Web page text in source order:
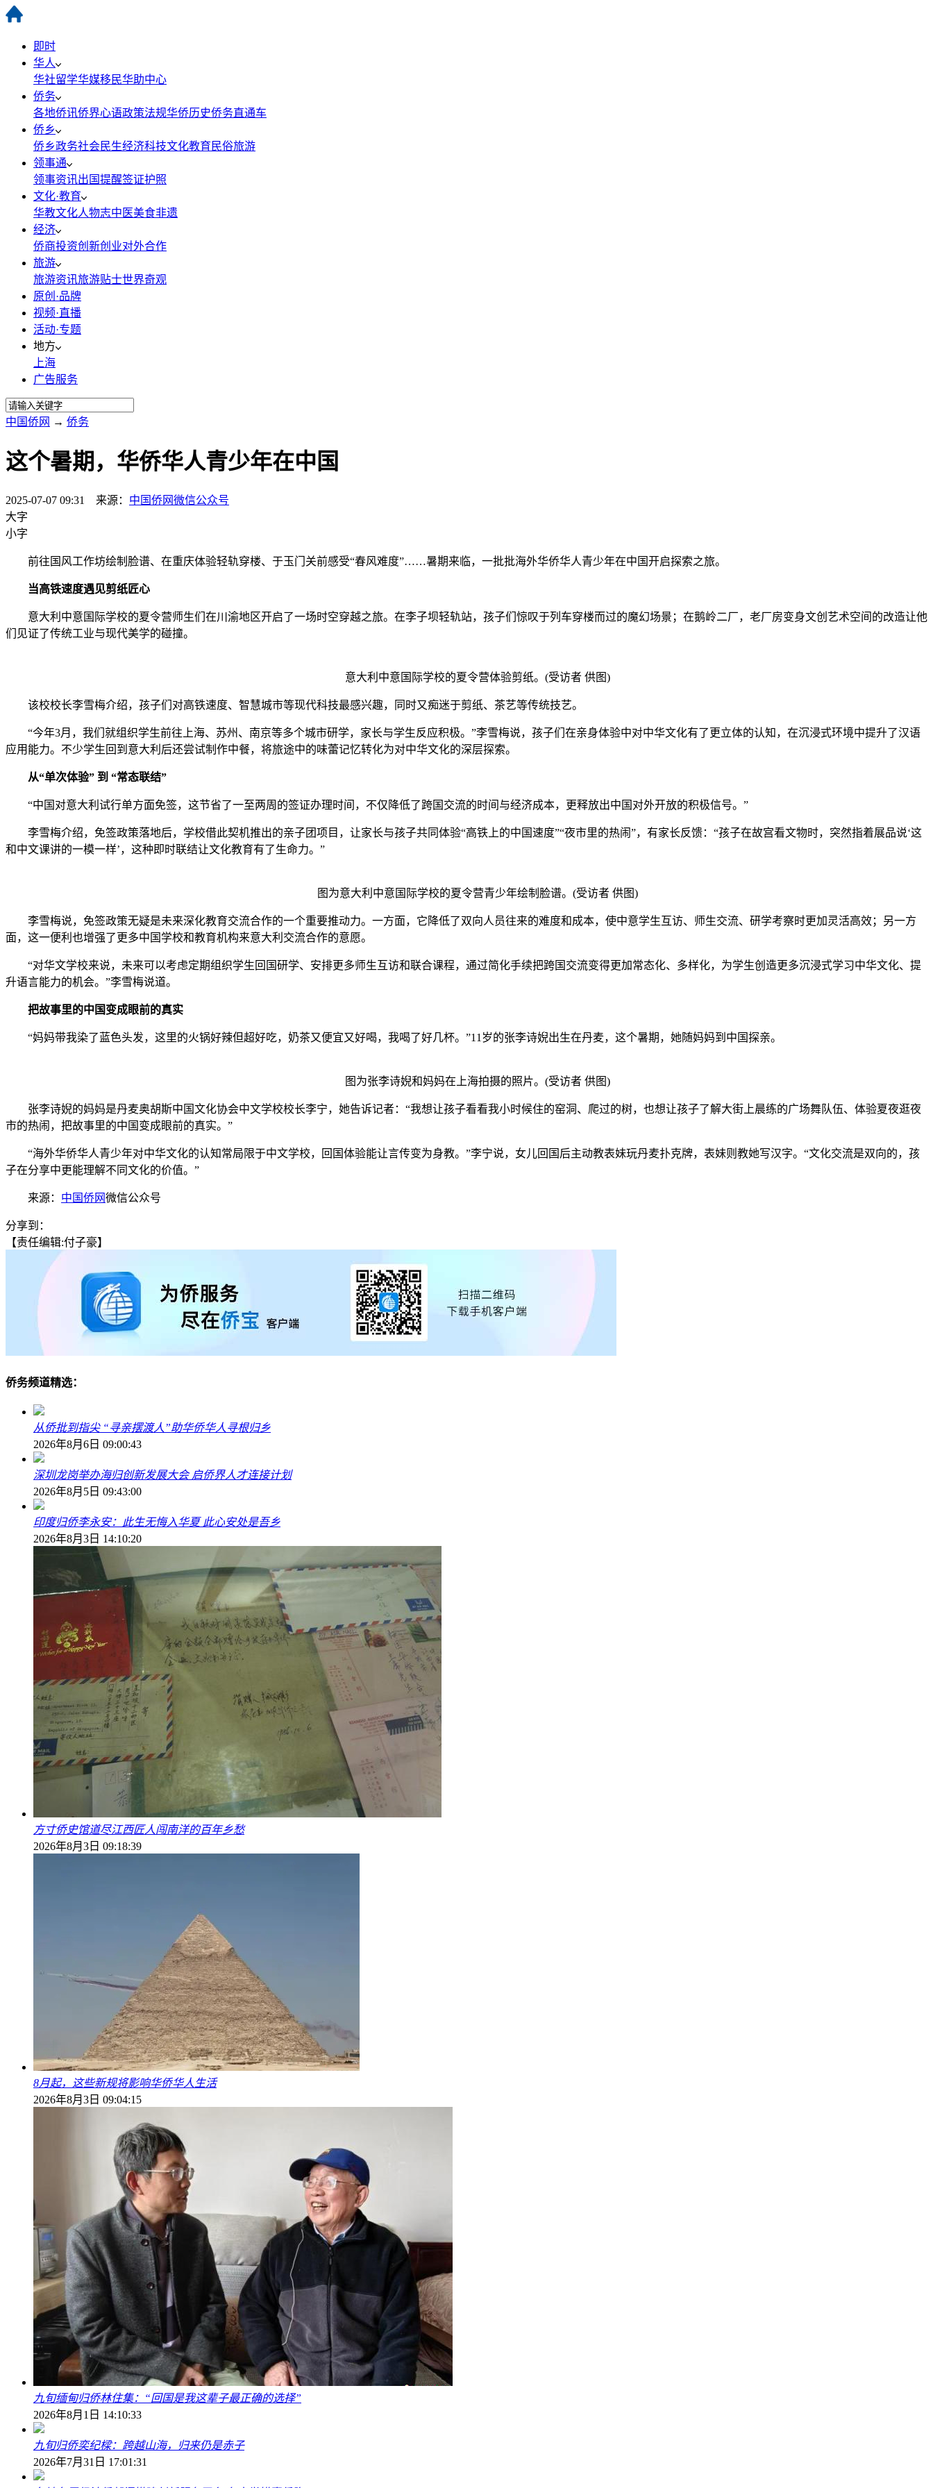
即时
华人
华社留学华媒移民华助中心
侨务
各地侨讯侨界心语政策法规华侨历史侨务直通车
侨乡
侨乡政务社会民生经济科技文化教育 民俗旅游
领事通
领事资讯出国提醒签证护照
文化·教育
华教文化人物志中医美食非遗
经济
侨商投资创新创业对外合作
旅游
旅游资讯旅游贴士世界奇观
原创·品牌
视频·直播
活动·专题
地方
上海
广告服务
中国侨网 → 侨务
这个暑期，华侨华人青少年在中国
2025-07-07 09:31 来源： 中国侨网微信公众号
大字
小字
前往国风工作坊绘制脸谱、在重庆体验轻轨穿楼、于玉门关前感受“春风难度”……暑期来临，一批批海外华侨华人青少年在中国开启探索之旅。
当高铁速度遇见剪纸匠心
意大利中意国际学校的夏令营师生们在川渝地区开启了一场时空穿越之旅。在李子坝轻轨站，孩子们惊叹于列车穿楼而过的魔幻场景；在鹅岭二厂，老厂房变身文创艺术空间的改造让他
们见证了传统工业与现代美学的碰撞。
意大利中意国际学校的夏令营体验剪纸。(受访者 供图)
该校校长李雪梅介绍，孩子们对高铁速度、智慧城市等现代科技最感兴趣，同时又痴迷于剪纸、茶艺等传统技艺。
“今年3月，我们就组织学生前往上海、苏州、南京等多个城市研学，家长与学生反应积极。”李雪梅说，孩子们在亲身体验中对中华文化有了更立体的认知，在沉浸式环境中提升了汉语
应用能力。不少学生回到意大利后还尝试制作中餐，将旅途中的味蕾记忆转化为对中华文化的深层探索。
从“单次体验” 到 “常态联结”
“中国对意大利试行单方面免签，这节省了一至两周的签证办理时间，不仅降低了跨国交流的时间与经济成本，更释放出中国对外开放的积极信号。”
李雪梅介绍，免签政策落地后，学校借此契机推出的亲子团项目，让家长与孩子共同体验“高铁上的中国速度”“夜市里的热闹”，有家长反馈：“孩子在故宫看文物时，突然指着展品说‘这
和中文课讲的一模一样’，这种即时联结让文化教育有了生命力。”
图为意大利中意国际学校的夏令营青少年绘制脸谱。(受访者 供图)
李雪梅说，免签政策无疑是未来深化教育交流合作的一个重要推动力。一方面，它降低了双向人员往来的难度和成本，使中意学生互访、师生交流、研学考察时更加灵活高效；另一方
面，这一便利也增强了更多中国学校和教育机构来意大利交流合作的意愿。
“对华文学校来说，未来可以考虑定期组织学生回国研学、安排更多师生互访和联合课程，通过简化手续把跨国交流变得更加常态化、多样化，为学生创造更多沉浸式学习中华文化、提
升语言能力的机会。”李雪梅说道。
把故事里的中国变成眼前的真实
“妈妈带我染了蓝色头发，这里的火锅好辣但超好吃，奶茶又便宜又好喝，我喝了好几杯。”11岁的张李诗婗出生在丹麦，这个暑期，她随妈妈到中国探亲。
图为张李诗婗和妈妈在上海拍摄的照片。(受访者 供图)
张李诗婗的妈妈是丹麦奥胡斯中国文化协会中文学校校长李宁，她告诉记者：“我想让孩子看看我小时候住的窑洞、爬过的树，也想让孩子了解大街上晨练的广场舞队伍、体验夏夜逛夜
市的热闹，把故事里的中国变成眼前的真实。”
“海外华侨华人青少年对中华文化的认知常局限于中文学校，回国体验能让言传变为身教。”李宁说，女儿回国后主动教表妹玩丹麦扑克牌，表妹则教她写汉字。“文化交流是双向的，孩
子在分享中更能理解不同文化的价值。”
来源： 中国侨网微信公众号
分享到：
【责任编辑:付子豪】
侨务频道精选：
从侨批到指尖 “寻亲摆渡人”助华侨华人寻根归乡
2026年8月6日 09:00:43
深圳龙岗举办海归创新发展大会 启侨界人才连接计划
2026年8月5日 09:43:00
印度归侨李永安：此生无悔入华夏 此心安处是吾乡
2026年8月3日 14:10:20
方寸侨史馆道尽江西匠人闯南洋的百年乡愁
2026年8月3日 09:18:39
8月起，这些新规将影响华侨华人生活
2026年8月3日 09:04:15
九旬缅甸归侨林住集：“回国是我这辈子最正确的选择”
2026年8月1日 14:10:33
九旬归侨奕纪樑：跨越山海，归来仍是赤子
2026年7月31日 17:01:31